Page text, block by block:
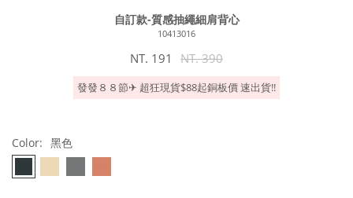
自訂款-質感抽繩細肩背心
10413016
NT. 191 NT. 390
發發８８節✈︎ 超狂現貨$88起銅板價 速出貨!!
Color: 黑色